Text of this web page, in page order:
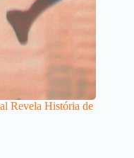
Revela História de